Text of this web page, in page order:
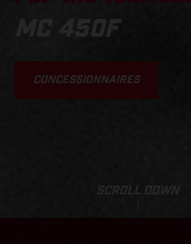
MC 450F
CONCESSIONNAIRES
SCROLL DOWN